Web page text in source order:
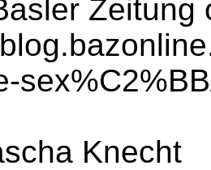
Zeitung
Knecht